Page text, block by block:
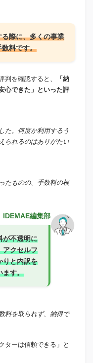
際に、多くの事業
数料です。
判を確認すると、
「納
心できた」といった評
た。何度か利用するう
られるのはありがたい
たものの、手数料の根
IDEMAE編集部
が不透明に
アクセルフ
りと内訳を
ます。
料を取られず、納得で
ターは信頼できる」と